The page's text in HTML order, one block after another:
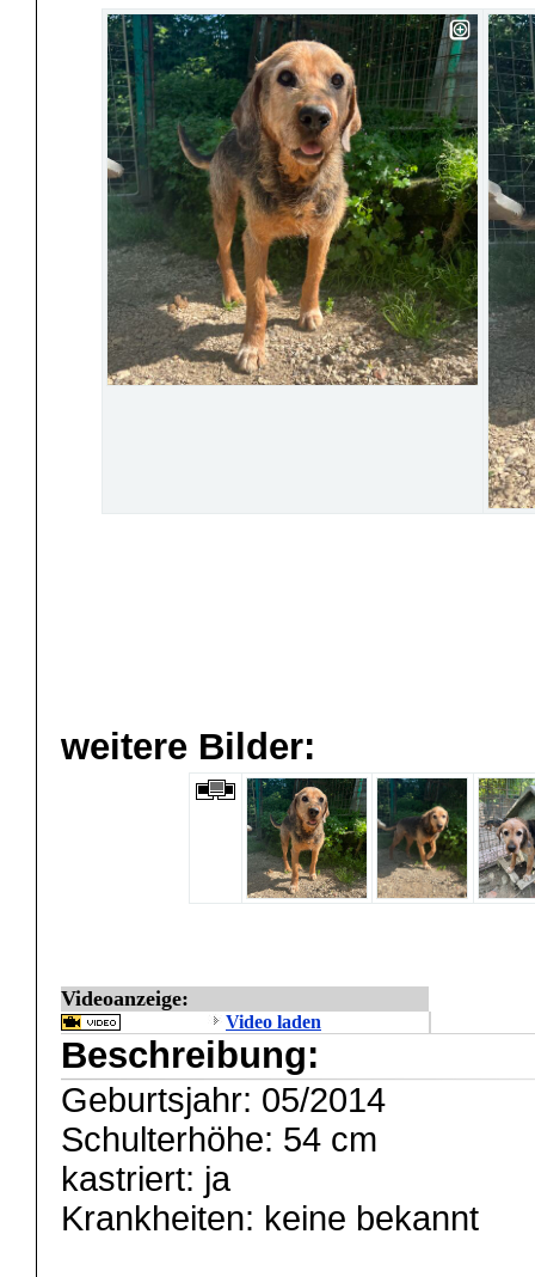
weitere Bilder:
Videoanzeige:
Video laden
Beschreibung:
Geburtsjahr: 05/2014
Schulterhöhe: 54 cm
kastriert: ja
Krankheiten: keine bekannt